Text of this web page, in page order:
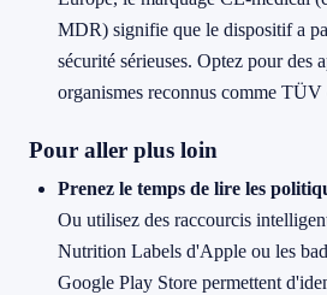
MDR) signifie que le dispositif a
sécurité sérieuses. Optez pour des
organismes reconnus comme TÜV
Pour aller plus loin
Prenez le temps de lire les
Ou utilisez des raccourcis
Nutrition Labels d'Apple ou les
Google Play Store permettent